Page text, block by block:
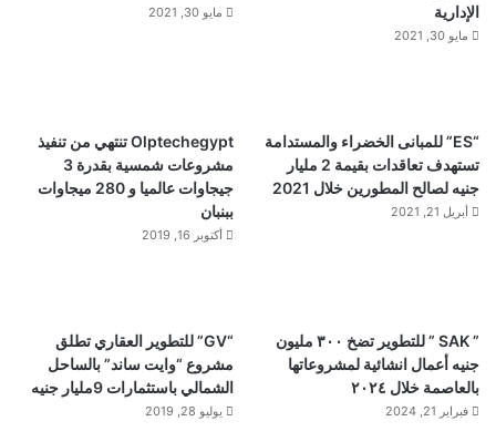
الإدارية
مايو 30, 2021
مايو 30, 2021
“ES” للمبانى الخضراء والمستدامة
تستهدف تعاقدات بقيمة 2 مليار
جنيه لصالح المطورين خلال 2021
أبريل 21, 2021
Olptechegypt تنتهي من تنفيذ
مشروعات شمسية بقدرة 3
جيجاوات عالميا و 280 ميجاوات
ببنبان
أكتوبر 16, 2019
” SAK ” للتطوير تضخ ٣٠٠ مليون
جنيه أعمال انشائية لمشروعاتها
بالعاصمة خلال ٢٠٢٤
فبراير 21, 2024
“GV” للتطوير العقاري تطلق
مشروع “وايت ساند” بالساحل
الشمالي باستثمارات 9مليار جنيه
يوليو 28, 2019